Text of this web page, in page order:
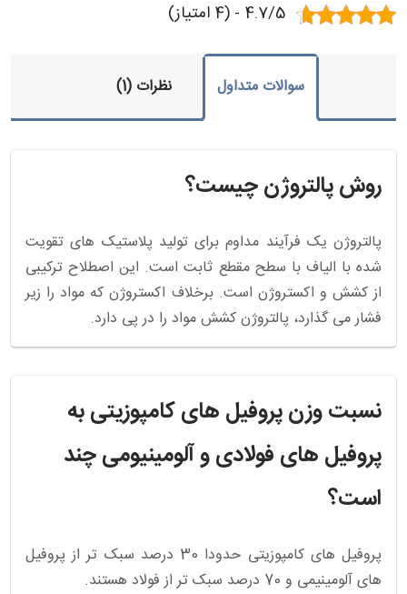
4.7/5 - (4 امتیاز)
سوالات متداول نظرات (1)
روش پالتروژن چیست؟
پالتروژن یک فرآیند مداوم برای تولید پلاستیک های تقویت
شده با الیاف با سطح مقطع ثابت است. این اصطلاح ترکیبی
از کشش و اکستروژن است. برخلاف اکستروژن که مواد را زیر
فشار می گذارد، پالتروژن کشش مواد را در پی دارد.
نسبت وزن پروفیل های کامپوزیتی به
پروفیل های فولادی و آلومینیومی چند
است؟
پروفیل های کامپوزیتی حدودا 30 درصد سبک تر از پروفیل
های آلومینیمی و 70 درصد سبک تر از فولاد هستند.